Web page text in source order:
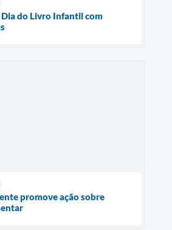
Dia do Livro Infantil com
promove ação sobre